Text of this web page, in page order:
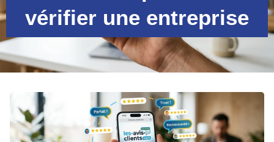
vérifier une entreprise